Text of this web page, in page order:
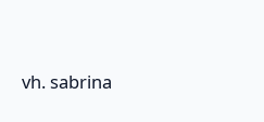
vh. sabrina